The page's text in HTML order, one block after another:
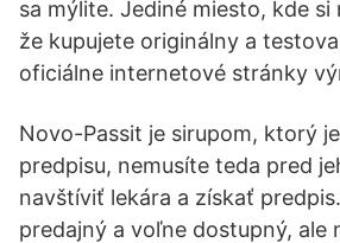
sa mýlite. Jediné miesto, kde
že kupujete originálny a
oficiálne internetové stránky
Novo-Passit je sirupom, ktorý
predpisu, nemusíte teda pred
navštíviť lekára a získať
predajný a voľne dostupný, ale